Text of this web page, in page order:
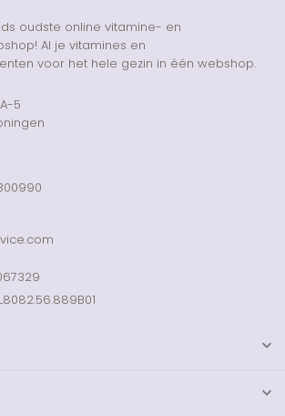
oudste online vitamine- en
Al je vitamines en
voor het hele gezin in één webshop.
5